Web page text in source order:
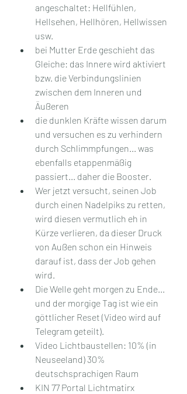
angeschaltet: Hellfühlen,
Hellsehen, Hellhören, Hellwissen
usw.
bei Mutter Erde geschieht das
Gleiche: das Innere wird aktiviert
bzw. die Verbindungslinien
zwischen dem Inneren und
Äußeren
die dunklen Kräfte wissen darum
und versuchen es zu verhindern
durch Schlimmpfungen... was
ebenfalls etappenmäßig
passiert... daher die Booster.
Wer jetzt versucht, seinen Job
durch einen Nadelpiks zu retten,
wird diesen vermutlich eh in
Kürze verlieren, da dieser Druck
von Außen schon ein Hinweis
darauf ist, dass der Job gehen
wird.
Die Welle geht morgen zu Ende...
und der morgige Tag ist wie ein
göttlicher Reset (Video wird auf
Telegram geteilt).
Video Lichtbaustellen: 10% (in
Neuseeland) 30%
deutschsprachigen Raum
KIN 77 Portal Lichtmatirx